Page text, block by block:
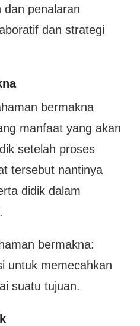
dan penalaran
dan strategi
bermakna
manfaat yang akan
setelah proses
tersebut nantinya
didik dalam
bermakna:
untuk memecahkan
suatu tujuan.